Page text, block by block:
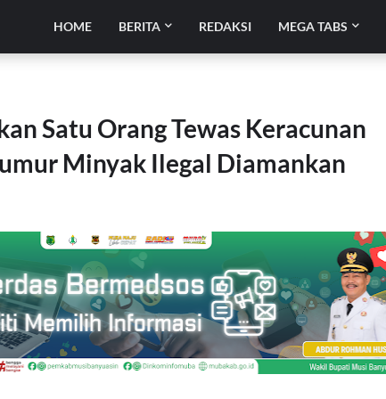
HOME BERITA REDAKSI MEGA TABS
Satu Orang Tewas Keracunan
Minyak Ilegal Diamankan